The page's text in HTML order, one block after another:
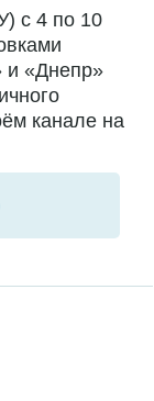
с 4 по 10
и «Днепр»
канале на